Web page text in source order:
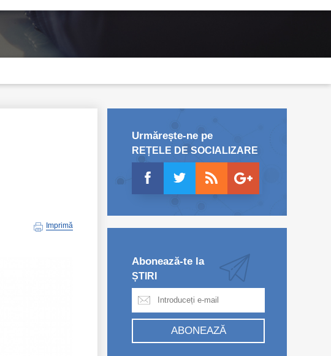
Imprimă
Urmărește-ne pe
REȚELE DE SOCIALIZARE
Abonează-te la
ȘTIRI
ABONEAZĂ